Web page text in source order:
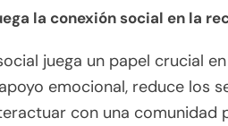
la conexión social en la
juega un papel crucial
emocional, reduce los
con una